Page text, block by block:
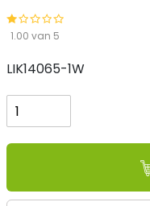
1.00 van 5
LIK14065-1W
Electric
LINC
FEED
aantal